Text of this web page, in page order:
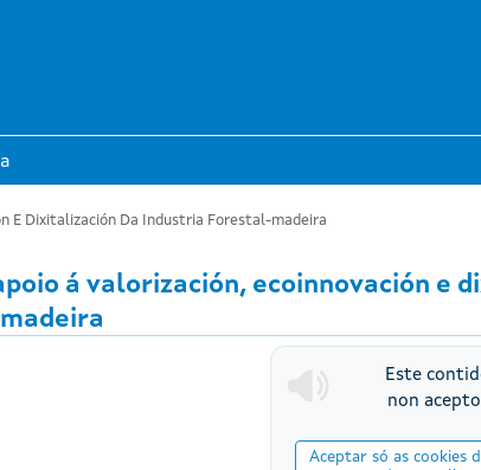
E Dixitalización Da Industria Forestal-madeira
á valorización, ecoinnovación e
Este
non
Aceptar só as cookies